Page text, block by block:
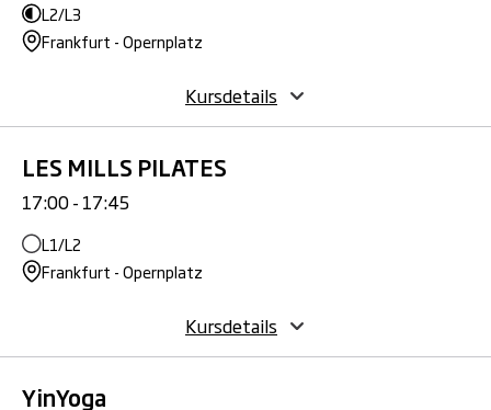
L2/L3
Frankfurt - Opernplatz
Kursdetails
LES MILLS PILATES
17:00 - 17:45
L1/L2
Frankfurt - Opernplatz
Kursdetails
YinYoga